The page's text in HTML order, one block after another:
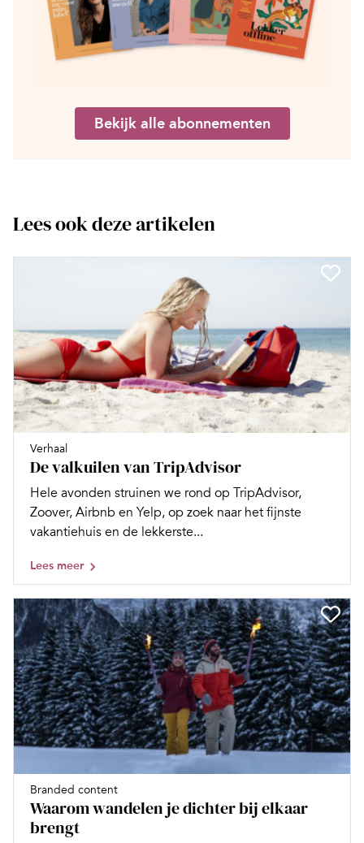
Bekijk alle abonnementen
Lees ook deze artikelen
Verhaal
De valkuilen van TripAdvisor
Hele avonden struinen we rond op TripAdvisor,
Zoover, Airbnb en Yelp, op zoek naar het fijnste
vakantiehuis en de lekkerste...
Lees meer
Branded content
Waarom wandelen je dichter bij elkaar
brengt